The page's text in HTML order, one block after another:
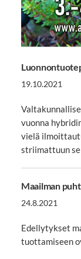
19.10.2021
vuonna
vielä
striimattuun
Maailman
24.8.2021
Edellytykset
tuottamiseen